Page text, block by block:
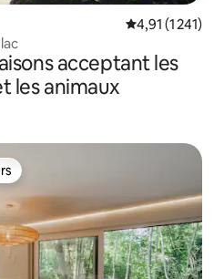
Évaluation
4,91 (1 241)
acceptant les
les animaux
plus appréciés